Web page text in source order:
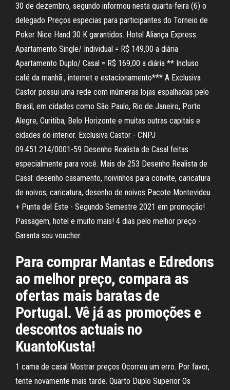
30 de dezembro, segundo informou nesta quarta-feira (6) o
delegado Preços especias para participantes do Torneio de
Poker Nice Hand 30 K garantidos. Hotel Aliança Express.
Apartamento Single/ Individual = R$ 149,00 a diária
Apartamento Duplo/ Casal = R$ 169,00 a diária ** Incluso
café da manhã , internet e estacionamento*** A Exclusiva
Castor possui uma rede com inúmeras lojas espalhadas pelo
Brasil, em cidades como São Paulo, Rio de Janeiro, Porto
Alegre, Curitiba, Belo Horizonte e muitas outras capitais e
cidades do interior. Exclusiva Castor - CNPJ
09.451.214/0001-59 Desenho Realista de Casal feitas
especialmente para você. Mais de 253 Desenho Realista de
Casal: desenho casamento, noivinhos para convite, caricatura
de noivos, caricatura, desenho de noivos Pacote Montevideu
+ Punta del Este - Segundo Semestre 2021 em promoção!
Passagem, hotel e muito mais! 4 dias pelo melhor preço -
Garanta seu voucher.
Para comprar Mantas e Edredons
ao melhor preço, compara as
ofertas mais baratas de
Portugal. Vê já as promoções e
descontos actuais no
KuantoKusta!
1 cama de casal Mostrar preços Ocorreu um erro. Por favor,
tente novamente mais tarde. Quarto Duplo Superior Os